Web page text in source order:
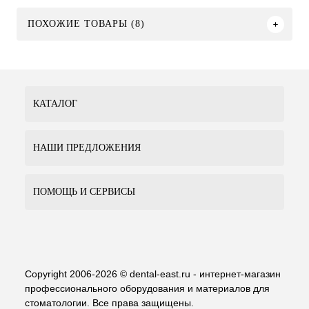
ПОХОЖИЕ ТОВАРЫ (8)
КАТАЛОГ
НАШИ ПРЕДЛОЖЕНИЯ
ПОМОЩЬ И СЕРВИСЫ
Copyright 2006-2026 © dental-east.ru - интернет-магазин
профессионального оборудования и материалов для
стоматологии. Все права защищены.